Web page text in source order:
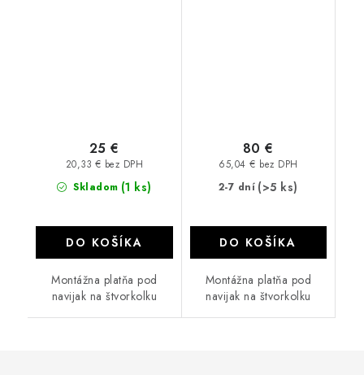
Skladom (1 ks)
20,33 € bez DPH
25 €
DO KOŠÍKA
Montážna platňa pod
navijak na štvorkolku
2-7 dní (>5 ks)
65,04 € bez DPH
80 €
DO KOŠÍKA
Montážna platňa pod
navijak na štvorkolku